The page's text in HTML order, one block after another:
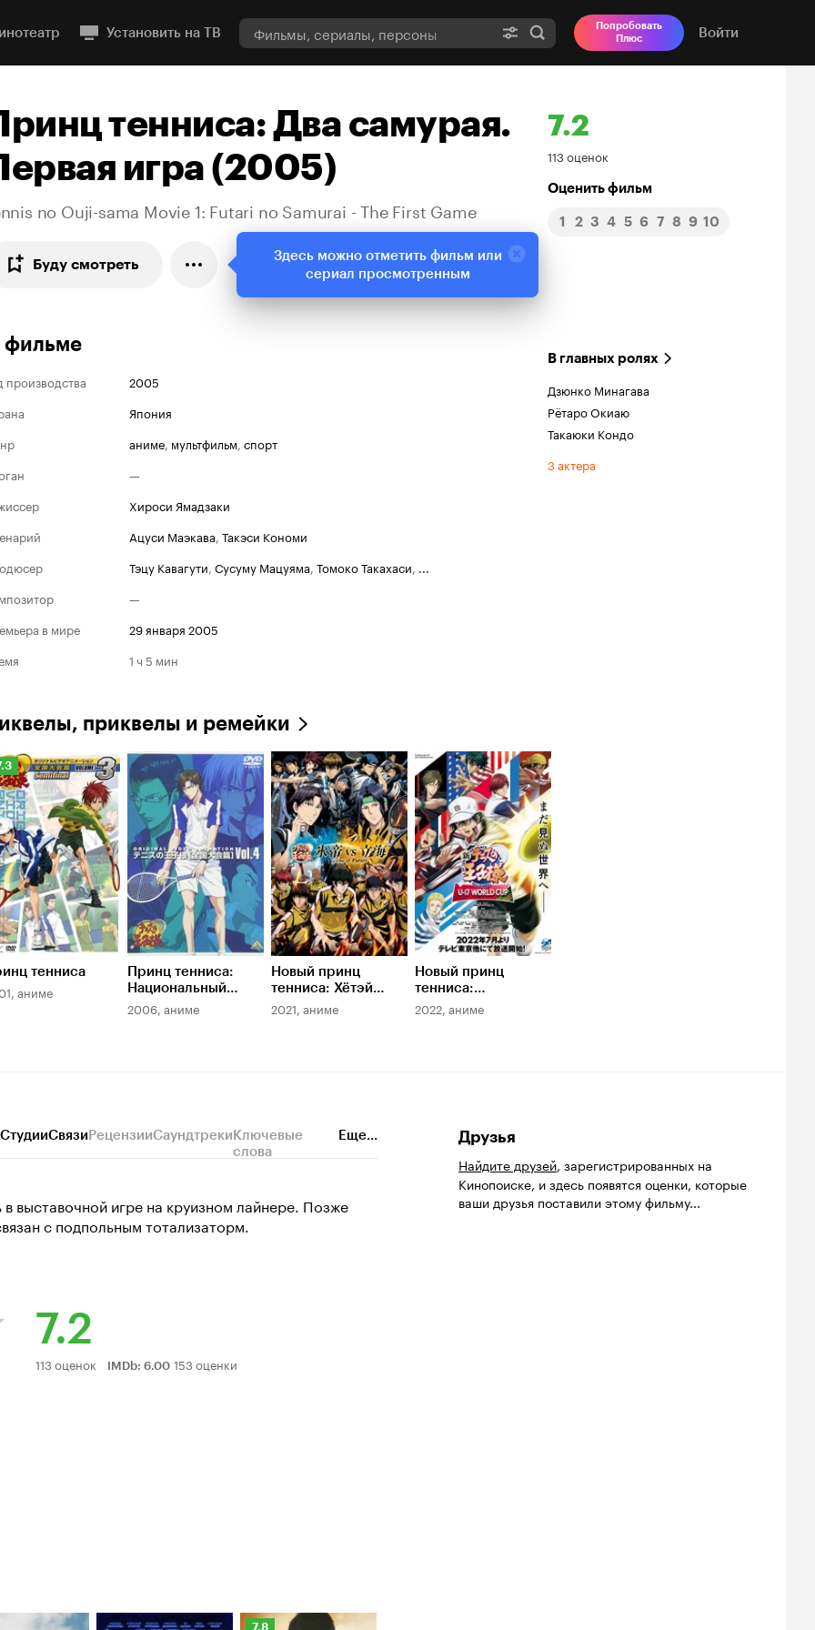
Установить на ТВ
Попробовать
Плюс
Войти
тенниса: Два самурая.
игра (2005)
no Ouji-sama Movie 1: Futari no Samurai - The First Game
Буду смотреть
7.2
Рейтинг
Кинопоиска
7.2
113 оценок
Оценить фильм
1 2 3 4 5 6 7 8 9 10
производства
2005
Япония
аниме, мультфильм, спорт
—
Хироси Ямадзаки
Ацуси Маэкава, Такэси Кономи
Тэцу Кавагути, Сусуму Мацуяма, Томоко Такахаси, ...
—
в мире
29 января 2005
1 ч 5 мин
В главных ролях
Дзюнко Минагава
Рётаро Окиаю
Такаюки Кондо
3 актера
приквелы и ремейки
тенниса
аниме
Принц тенниса:
Национальный
турнир
2006, аниме
Новый принц
тенниса: Хётэй
против Риккая. Игра
будущего
2021, аниме
Новый принц
тенниса:
Юношеский
чемпионат мира
2022, аниме
СтудииСвязиРецензииСаундтрекиКлючевые
слова
Еще...
выставочной игре на круизном лайнере. Позже
с подпольным тотализаторм.
7.2
Рейтинг
113 оценок IMDb: 6.00 153 оценки
Рейтинг
7.8
Друзья
Найдите друзей, зарегистрированных на
Кинопоиске, и здесь появятся оценки, которые
ваши друзья поставили этому фильму...
Здесь можно отметить фильм или
сериал просмотренным